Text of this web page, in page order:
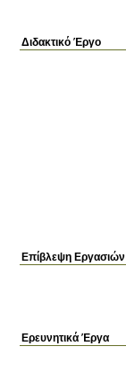
Διδακτικό Έργο
Επίβλεψη Εργασιών
Ερευνητικά Έργα